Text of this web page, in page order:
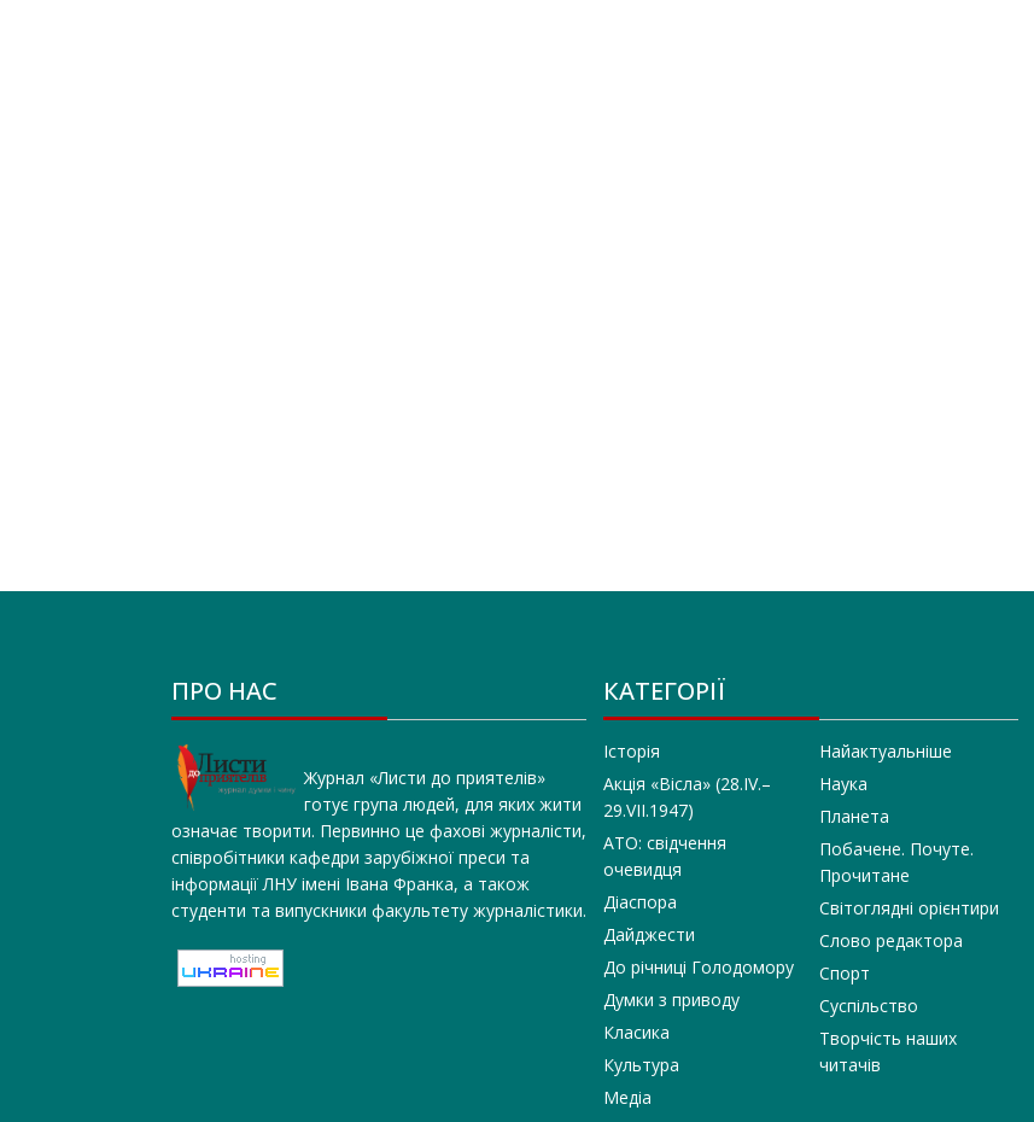
ПРО НАС
Журнал «Листи до приятелів»
готує група людей, для яких жити
означає творити. Первинно це фахові журналісти,
співробітники кафедри зарубіжної преси та
інформації ЛНУ імені Івана Франка, а також
студенти та випускники факультету журналістики.
КАТЕГОРІЇ
Історія
Акція «Вісла» (28.IV.–
29.VII.1947)
АТО: свідчення
очевидця
Діаспора
Дайджести
До річниці Голодомору
Думки з приводу
Класика
Культура
Медіа
Найактуальніше
Наука
Планета
Побачене. Почуте.
Прочитане
Світоглядні орієнтири
Слово редактора
Спорт
Суспільство
Творчість наших
читачів